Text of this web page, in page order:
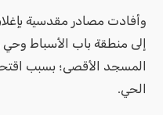
وأفادت مصادر مقدسية
إلى منطقة باب الأسباط
المسجد الأقصى؛ بسبب
الحي.